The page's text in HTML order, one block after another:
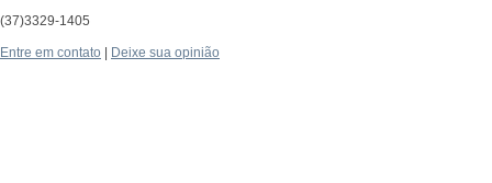
(37)3329-1405
Entre em contato Deixe sua opinião